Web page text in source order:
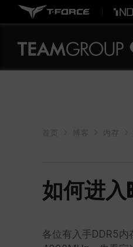
首页 博客 内存
如何进入
各位有入手DDR5